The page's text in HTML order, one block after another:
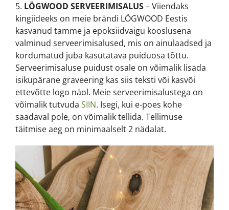
5. LÖGWOOD SERVEERIMISALUS– Viiendaks
kingiideeks on meie brändi LÖGWOOD Eestis
kasvanud tamme ja epoksiidvaigu kooslusena
valminud serveerimisalused, mis on ainulaadsed ja
kordumatud juba kasutatava puiduosa tõttu.
Serveerimisaluse puidust osale on võimalik lisada
isikupärane graveering kas siis teksti või kasvõi
ettevõtte logo näol. Meie serveerimisalustega on
võimalik tutvuda SIIN. Isegi, kui e-poes kohe
saadaval pole, on võimalik tellida. Tellimuse
täitmise aeg on minimaalselt 2 nädalat.